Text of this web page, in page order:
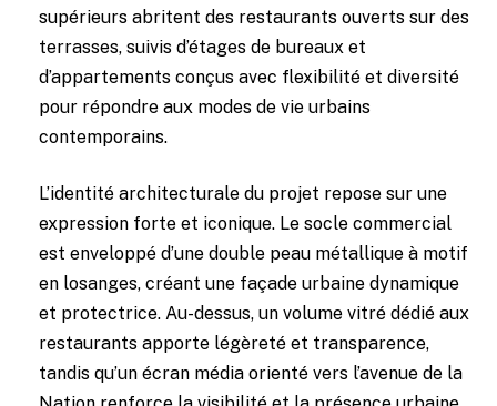
supérieurs abritent des restaurants ouverts sur des
terrasses, suivis d’étages de bureaux et
d’appartements conçus avec flexibilité et diversité
pour répondre aux modes de vie urbains
contemporains.
L’identité architecturale du projet repose sur une
expression forte et iconique. Le socle commercial
est enveloppé d’une double peau métallique à motif
en losanges, créant une façade urbaine dynamique
et protectrice. Au-dessus, un volume vitré dédié aux
restaurants apporte légèreté et transparence,
tandis qu’un écran média orienté vers l’avenue de la